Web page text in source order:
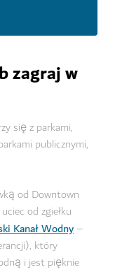
zagraj w
się z parkami,
publicznymi,
od Downtown
od zgiełku
Kanał Wodny –
który
i jest pięknie